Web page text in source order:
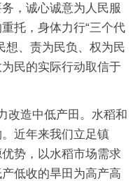
，诚心诚意为人民服
托，身体力行“三个代
想、责为民负、权为民
民的实际行动取信于
改造中低产田。水稻和
近年来我们立足镇
势，以水稻市场需求
低收的旱田为高产高